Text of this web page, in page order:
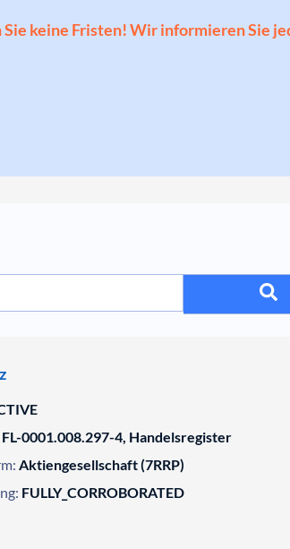
Sie keine Fristen! Wir informieren Sie
FL-0001.008.297-4, Handelsregister
Aktiengesellschaft (7RRP)
FULLY_CORROBORATED